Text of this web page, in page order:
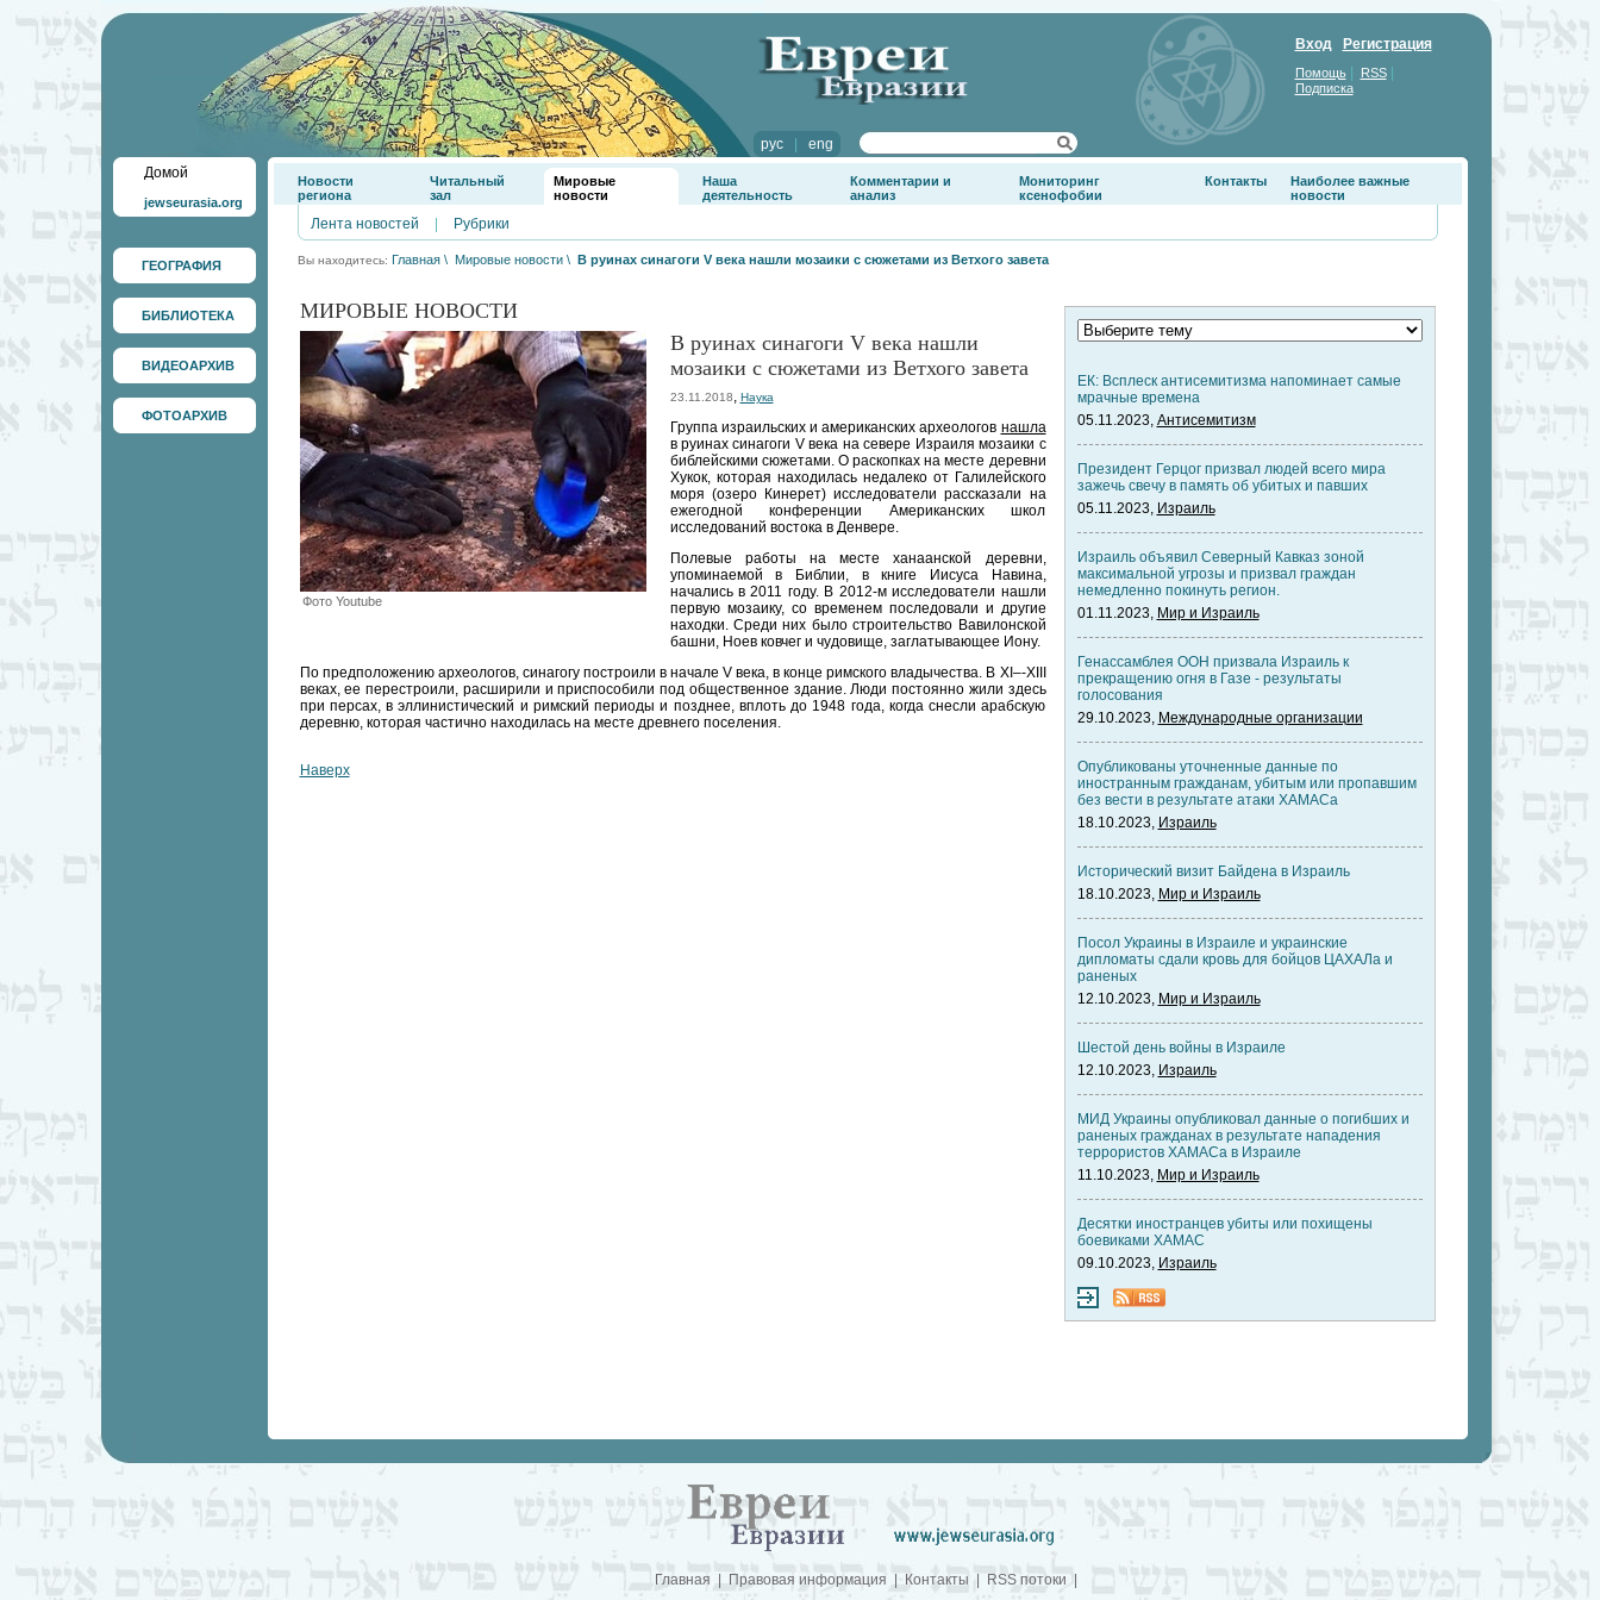
рус| eng
Вход Регистрация
Помощь| RSS|
Подписка
Домой
jewseurasia.org
ГЕОГРАФИЯ
БИБЛИОТЕКА
ВИДЕОАРХИВ
ФОТОАРХИВ
Новости
региона
Читальный
зал
Мировые
новости
Наша
деятельность
Комментарии и
анализ
Мониторинг
ксенофобии
Контакты
Наиболее важные
новости
Лента новостей Рубрики
Вы находитесь: Главная \ Мировые новости \ В руинах синагоги V века нашли мозаики с сюжетами из Ветхого завета
МИРОВЫЕ НОВОСТИ
Фото Youtube
В руинах синагоги V века нашли
мозаики с сюжетами из Ветхого завета
23.11.2018, Наука
Группа израильских и американских археологов нашла
в руинах синагоги V века на севере Израиля мозаики с
библейскими сюжетами. О раскопках на месте деревни
Хукок, которая находилась недалеко от Галилейского
моря (озеро Кинерет) исследователи рассказали на
ежегодной конференции Американских школ
исследований востока в Денвере.
Полевые работы на месте ханаанской деревни,
упоминаемой в Библии, в книге Иисуса Навина,
начались в 2011 году. В 2012-м исследователи нашли
первую мозаику, со временем последовали и другие
находки. Среди них было строительство Вавилонской
башни, Ноев ковчег и чудовище, заглатывающее Иону.
По предположению археологов, синагогу построили в начале V века, в конце римского владычества. В XI–-XIII
веках, ее перестроили, расширили и приспособили под общественное здание. Люди постоянно жили здесь
при персах, в эллинистический и римский периоды и позднее, вплоть до 1948 года, когда снесли арабскую
деревню, которая частично находилась на месте древнего поселения.
Наверх
ЕК: Всплеск антисемитизма напоминает самые
мрачные времена
05.11.2023, Антисемитизм
Президент Герцог призвал людей всего мира
зажечь свечу в память об убитых и павших
05.11.2023, Израиль
Израиль объявил Северный Кавказ зоной
максимальной угрозы и призвал граждан
немедленно покинуть регион.
01.11.2023, Мир и Израиль
Генассамблея ООН призвала Израиль к
прекращению огня в Газе - результаты
голосования
29.10.2023, Международные организации
Опубликованы уточненные данные по
иностранным гражданам, убитым или пропавшим
без вести в результате атаки ХАМАСа
18.10.2023, Израиль
Исторический визит Байдена в Израиль
18.10.2023, Мир и Израиль
Посол Украины в Израиле и украинские
дипломаты сдали кровь для бойцов ЦАХАЛа и
раненых
12.10.2023, Мир и Израиль
Шестой день войны в Израиле
12.10.2023, Израиль
МИД Украины опубликовал данные о погибших и
раненых гражданах в результате нападения
террористов ХАМАСа в Израиле
11.10.2023, Мир и Израиль
Десятки иностранцев убиты или похищены
боевиками ХАМАС
09.10.2023, Израиль
Главная Правовая информация Контакты RSS потоки